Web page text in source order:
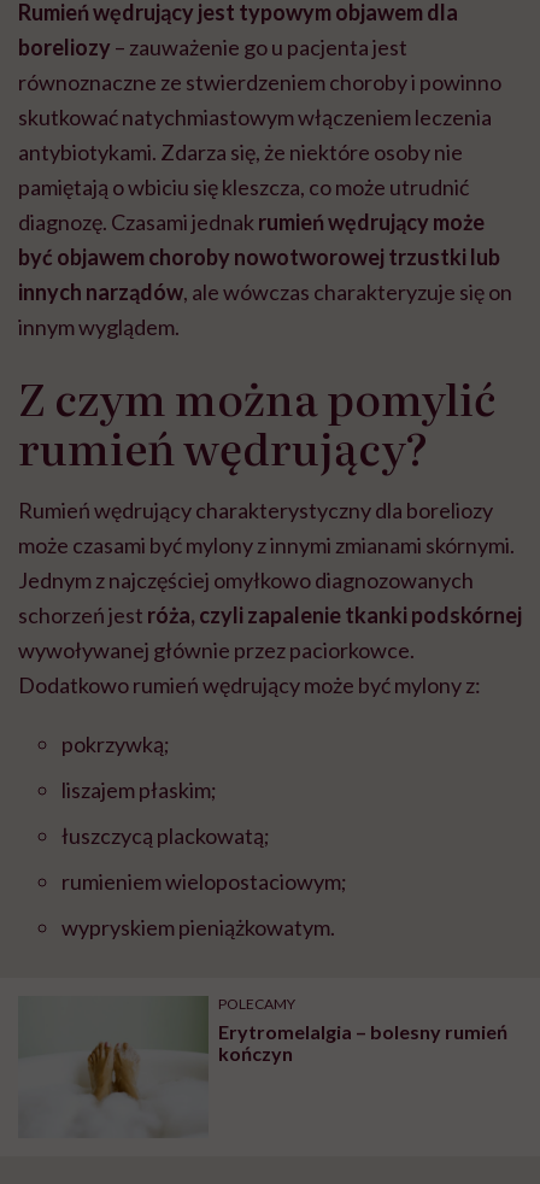
Rumień wędrujący jest typowym objawem dla
boreliozy – zauważenie go u pacjenta jest
równoznaczne ze stwierdzeniem choroby i powinno
skutkować natychmiastowym włączeniem leczenia
antybiotykami. Zdarza się, że niektóre osoby nie
pamiętają owbiciu się kleszcza, co może utrudnić
diagnozę. Czasami jednak rumień wędrujący może
być objawem choroby nowotworowej trzustki lub
innych narządów, alewówczas charakteryzuje się on
innym wyglądem.
Z czym można pomylić
rumień wędrujący?
Rumień wędrujący charakterystyczny dla boreliozy
może czasami być mylony z innymi zmianami skórnymi.
Jednym z najczęściej omyłkowo diagnozowanych
schorzeń jest róża, czyli zapalenie tkanki podskórnej
wywoływanej głównie przez paciorkowce.
Dodatkowo rumień wędrujący może być mylony z:
pokrzywką;
liszajem płaskim;
łuszczycą plackowatą;
rumieniem wielopostaciowym;
wypryskiem pieniążkowatym.
POLECAMY
Erytromelalgia – bolesny rumień
kończyn